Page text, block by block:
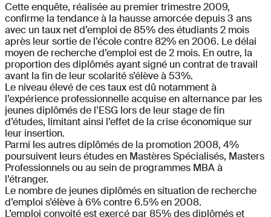
Cette enquête, réalisée au premier trimestre 2009,
confirme la tendance à la hausse amorcée depuis 3 ans
avec un taux net d’emploi de 85% des étudiants 2 mois
après leur sortie de l’école contre 82% en 2006. Le délai
moyen de recherche d’emploi est de 2 mois. En outre, la
proportion des diplômés ayant signé un contrat de travail
avant la fin de leur scolarité s’élève à 53%.
Le niveau élevé de ces taux est dû notamment à
l’expérience professionnelle acquise en alternance par les
jeunes diplômés de l’ESG lors de leur stage de fin
d’études, limitant ainsi l’effet de la crise économique sur
leur insertion.
Parmi les autres diplômés de la promotion 2008, 4%
poursuivent leurs études en Mastères Spécialisés, Masters
Professionnels ou au sein de programmes MBA à
l’étranger.
Le nombre de jeunes diplômés en situation de recherche
d’emploi s’élève à 6% contre 6.5% en 2008.
L’emploi convoité est exercé par 85% des diplômés et